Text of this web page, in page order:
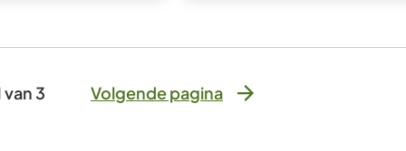
van 3 Volgende pagina